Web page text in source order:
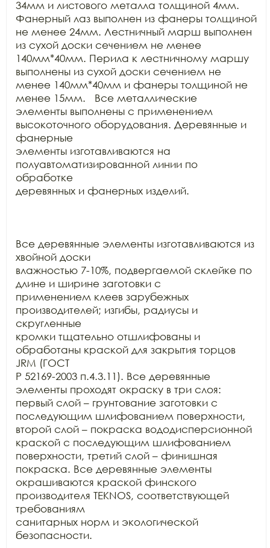
34мм и листового металла толщиной 4мм.
Фанерный лаз выполнен из фанеры толщиной
не менее 24мм. Лестничный марш выполнен
из сухой доски сечением не менее
140мм*40мм. Перила к лестничному маршу
выполнены из сухой доски сечением не
менее 140мм*40мм и фанеры толщиной не
менее 15мм.   Все металлические
элементы выполнены с применением
высокоточного оборудования. Деревянные и
фанерные
элементы изготавливаются на
полуавтоматизированной линии по
обработке
деревянных и фанерных изделий.
Все деревянные элементы изготавливаются из
хвойной доски
влажностью 7-10%, подвергаемой склейке по
длине и ширине заготовки с
применением клеев зарубежных
производителей; изгибы, радиусы и
скругленные
кромки тщательно отшлифованы и
обработаны краской для закрытия торцов
JRM (ГОСТ
Р 52169-2003 п.4.3.11). Все деревянные
элементы проходят окраску в три слоя:
первый слой – грунтование заготовки с
последующим шлифованием поверхности,
второй слой – покраска вододисперсионной
краской с последующим шлифованием
поверхности, третий слой – финишная
покраска. Все деревянные элементы
окрашиваются краской финского
производителя TEKNOS, соответствующей
требованиям
санитарных норм и экологической
безопасности.